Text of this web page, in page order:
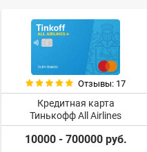
Отзывы: 17
Кредитная карта
Тинькофф All Airlines
10000 - 700000 руб.